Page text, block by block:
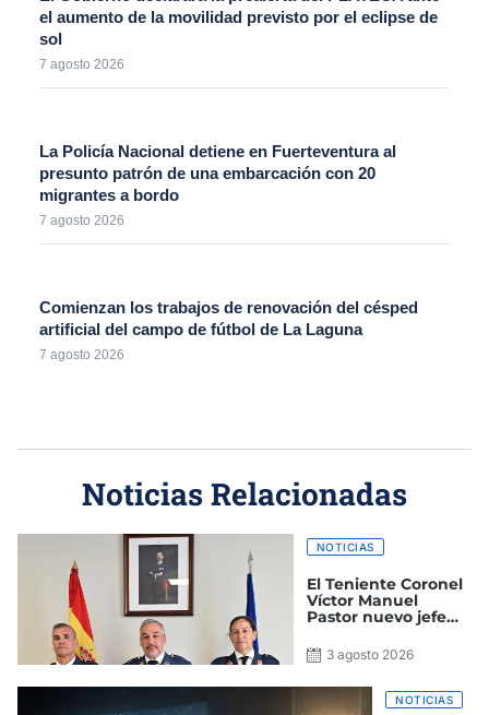
el aumento de la movilidad previsto por el eclipse de
sol
7 agosto 2026
La Policía Nacional detiene en Fuerteventura al
presunto patrón de una embarcación con 20
migrantes a bordo
7 agosto 2026
Comienzan los trabajos de renovación del césped
artificial del campo de fútbol de La Laguna
7 agosto 2026
Noticias Relacionadas
NOTICIAS
El Teniente Coronel
Víctor Manuel
Pastor nuevo jefe
y Control
3 agosto 2026
NOTICIAS